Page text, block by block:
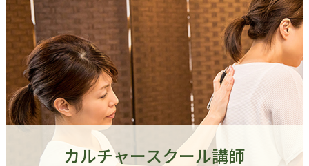
カルチャースクール講師